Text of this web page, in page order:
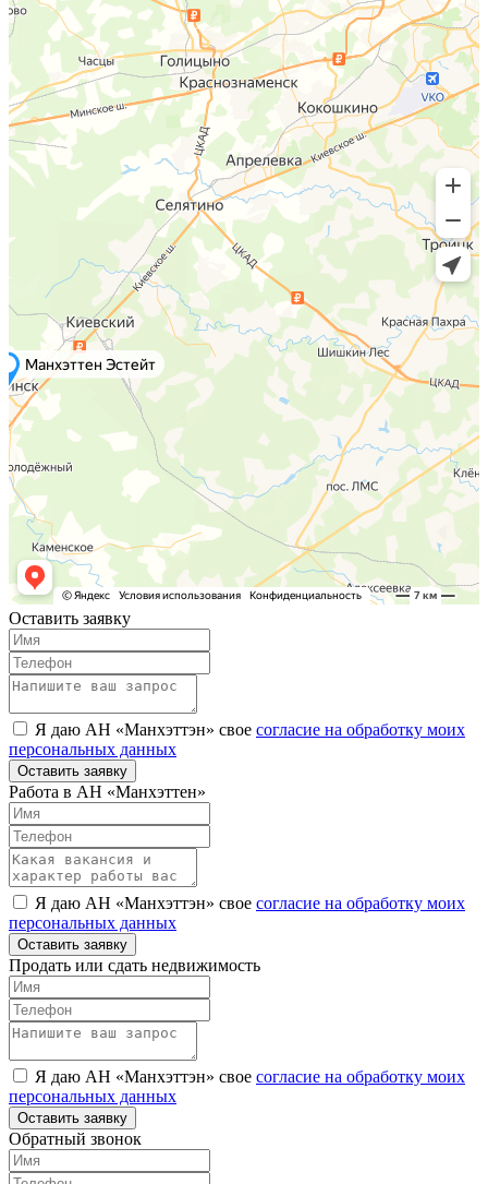
Оставить заявку
Я даю АН «Манхэттэн» свое согласие на обработку моих
персональных данных
Оставить заявку
Работа в АН «Манхэттен»
Я даю АН «Манхэттэн» свое согласие на обработку моих
персональных данных
Оставить заявку
Продать или сдать недвижимость
Я даю АН «Манхэттэн» свое согласие на обработку моих
персональных данных
Оставить заявку
Обратный звонок